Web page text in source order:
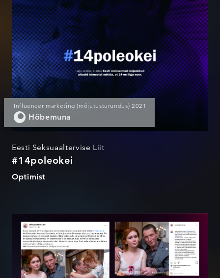
Influencer marketing (mõjutusturundus) 2021
Hõbemuna
Eesti Seksuaaltervise Liit
#14poleokei
Optimist
#14poleokei